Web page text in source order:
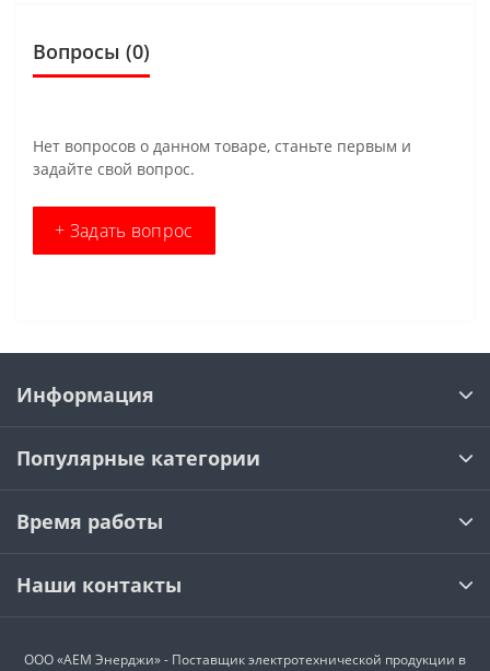
Вопросы (0)
Нет вопросов о данном товаре, станьте первым и
задайте свой вопрос.
+ Задать вопрос
Информация
Популярные категории
Время работы
Наши контакты
ООО «АЕМ Энерджи» - Поставщик электротехнической продукции в